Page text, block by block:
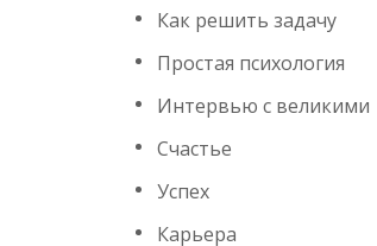
Как решить задачу
Простая психология
Интервью с великими
Счастье
Успех
Карьера